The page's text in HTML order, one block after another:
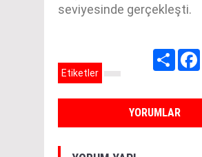
seviyesinde gerçekleşti.
Share
Etiketler
YORUMLAR